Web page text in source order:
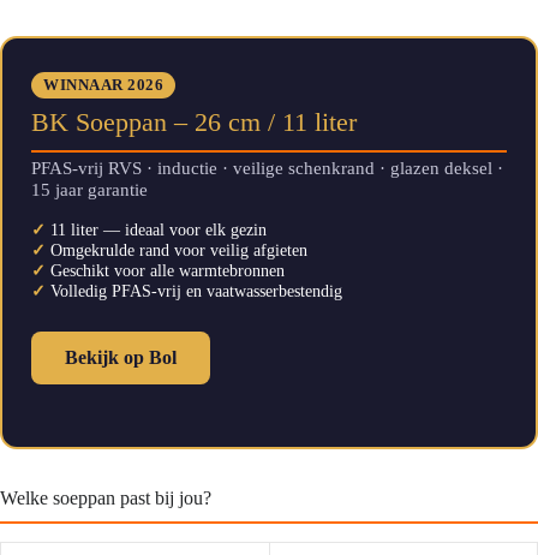
WINNAAR 2026
BK Soeppan – 26 cm / 11 liter
PFAS-vrij RVS · inductie · veilige schenkrand · glazen deksel ·
15 jaar garantie
✓ 11 liter — ideaal voor elk gezin
✓ Omgekrulde rand voor veilig afgieten
✓ Geschikt voor alle warmtebronnen
✓ Volledig PFAS-vrij en vaatwasserbestendig
Bekijk op Bol
Welke soeppan past bij jou?